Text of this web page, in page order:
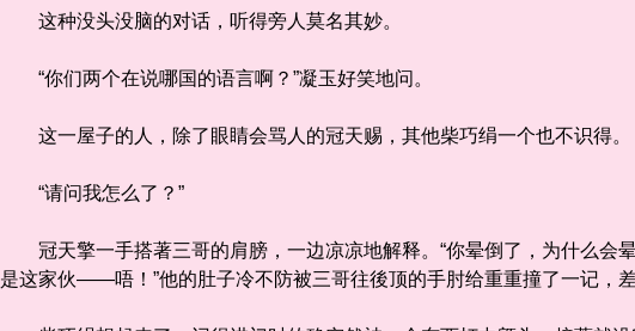
这种没头没脑的对话，听得旁人莫名其妙。
“你们两个在说哪国的语言啊？”凝玉好笑地问。
这一屋子的人，除了眼睛会骂人的冠天赐，其他柴巧绢一个也不识得。
“请问我怎么了？”
冠天擎一手搭著三哥的肩膀，一边凉凉地解释。“你晕倒了，为什么会
是这家伙——唔！”他的肚子冷不防被三哥往後顶的手肘给重重撞了一记，